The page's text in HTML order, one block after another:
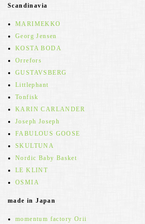
Scandinavia
MARIMEKKO
Georg Jensen
KOSTA BODA
Orrefors
GUSTAVSBERG
Littlephant
Tonfisk
KARIN CARLANDER
Joseph Joseph
FABULOUS GOOSE
SKULTUNA
Nordic Baby Basket
LE KLINT
OSMIA
made in Japan
momentum factory Orii